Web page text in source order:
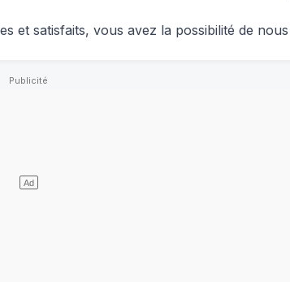
et satisfaits, vous avez la possibilité de nous